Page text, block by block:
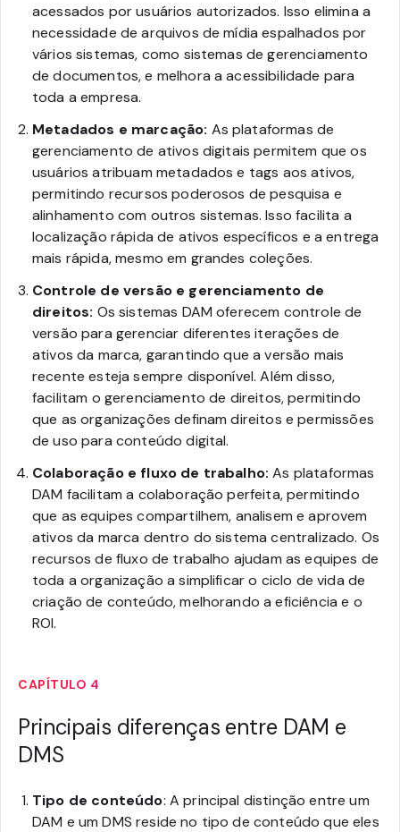
acessados por usuários autorizados. Isso elimina a
necessidade de arquivos de mídia espalhados por
vários sistemas, como sistemas de gerenciamento
de documentos, e melhora a acessibilidade para
toda a empresa.
Metadados e marcação: As plataformas de
gerenciamento de ativos digitais permitem que os
usuários atribuam metadados e tags aos ativos,
permitindo recursos poderosos de pesquisa e
alinhamento com outros sistemas. Isso facilita a
localização rápida de ativos específicos e a entrega
mais rápida, mesmo em grandes coleções.
Controle de versão e gerenciamento de
direitos: Os sistemas DAM oferecem controle de
versão para gerenciar diferentes iterações de
ativos da marca, garantindo que a versão mais
recente esteja sempre disponível. Além disso,
facilitam o gerenciamento de direitos, permitindo
que as organizações definam direitos e permissões
de uso para conteúdo digital.
Colaboração e fluxo de trabalho: As plataformas
DAM facilitam a colaboração perfeita, permitindo
que as equipes compartilhem, analisem e aprovem
ativos da marca dentro do sistema centralizado. Os
recursos de fluxo de trabalho ajudam as equipes de
toda a organização a simplificar o ciclo de vida de
criação de conteúdo, melhorando a eficiência e o
ROI.
CAPÍTULO 4
Principais diferenças entre DAM e
DMS
Tipo de conteúdo: A principal distinção entre um
DAM e um DMS reside no tipo de conteúdo que eles